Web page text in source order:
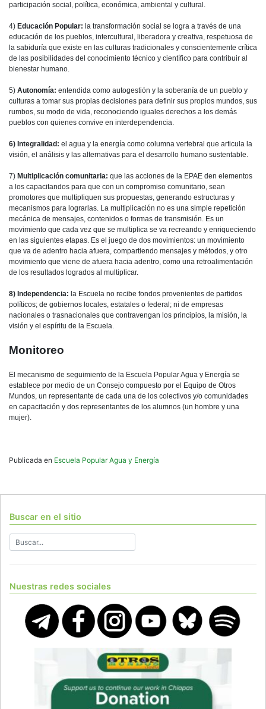
participación social, política, económica, ambiental y cultural.
4) Educación Popular: la transformación social se logra a través de una
educación de los pueblos, intercultural, liberadora y creativa, respetuosa de
la sabiduría que existe en las culturas tradicionales y conscientemente crítica
de las posibilidades del conocimiento técnico y científico para contribuir al
bienestar humano.
5) Autonomía: entendida como autogestión y la soberanía de un pueblo y
culturas a tomar sus propias decisiones para definir sus propios mundos, sus
rumbos, su modo de vida, reconociendo iguales derechos a los demás
pueblos con quienes convive en interdependencia.
6) Integralidad: el agua y la energía como columna vertebral que articula la
visión, el análisis y las alternativas para el desarrollo humano sustentable.
7) Multiplicación comunitaria: que las acciones de la EPAE den elementos
a los capacitandos para que con un compromiso comunitario, sean
promotores que multipliquen sus propuestas, generando estructuras y
mecanismos para lograrlas. La multiplicación no es una simple repetición
mecánica de mensajes, contenidos o formas de transmisión. Es un
movimiento que cada vez que se multiplica se va recreando y enriqueciendo
en las siguientes etapas. Es el juego de dos movimientos: un movimiento
que va de adentro hacia afuera, compartiendo mensajes y métodos, y otro
movimiento que viene de afuera hacia adentro, como una retroalimentación
de los resultados logrados al multiplicar.
8) Independencia: la Escuela no recibe fondos provenientes de partidos
políticos; de gobiernos locales, estatales o federal; ni de empresas
nacionales o trasnacionales que contravengan los principios, la misión, la
visión y el espíritu de la Escuela.
Monitoreo
El mecanismo de seguimiento de la Escuela Popular Agua y Energía se
establece por medio de un Consejo compuesto por el Equipo de Otros
Mundos, un representante de cada una de los colectivos y/o comunidades
en capacitación y dos representantes de los alumnos (un hombre y una
mujer).
Publicada en Escuela Popular Agua y Energía
Buscar en el sitio
Nuestras redes sociales